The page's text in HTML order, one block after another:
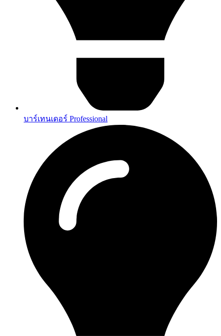
บาร์เทนเดอร์ Professional